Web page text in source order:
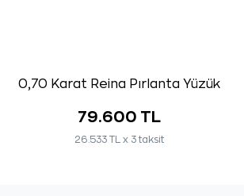
0,70 Karat Reina Pırlanta Yüzük
79.600 TL
26.533 TL x 3 taksit